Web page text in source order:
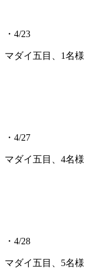
・4/23
マダイ五目、1名様
・4/27
マダイ五目、4名様
・4/28
マダイ五目、5名様